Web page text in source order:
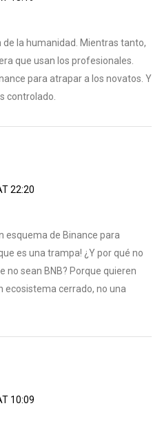
de la humanidad. Mientras tanto,
que usan los profesionales.
para atrapar a los novatos. Y
controlado.
22:20
esquema de Binance para
es una trampa! ¿Y por qué no
no sean BNB? Porque quieren
ecosistema cerrado, no una
10:09